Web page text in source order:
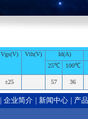
Vgs(V) Vth(V)
Id(A)
25℃
100℃
±25 57 36
企业简介 新闻中心 产